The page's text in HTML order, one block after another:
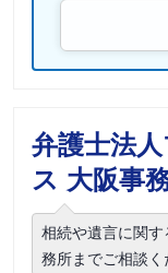
弁護士法
ス 大阪事
相続や遺言に関
務所までご相談く